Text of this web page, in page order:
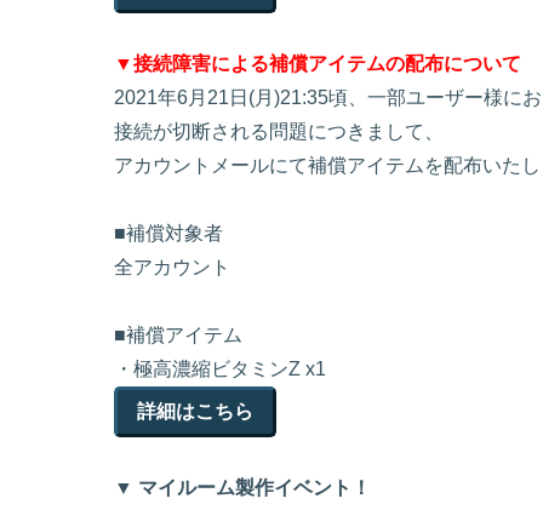
▼接続障害による補償アイテムの配布について
2021年6月21日(月)21:35頃、一部ユーザー様に
接続が切断される問題につきまして、
アカウントメールにて補償アイテムを配布いた
■補償対象者
全アカウント
■補償アイテム
・極高濃縮ビタミンZ x1
詳細はこちら
▼ マイルーム製作イベント！